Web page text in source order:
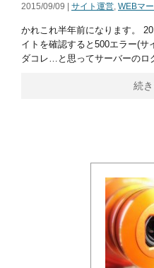
2015/09/09 | サイト運営, WEBマ
かれこれ半年前になります。
イトを確認すると500エラー(サ
ダコレ…と思ってサーバーのロ
続